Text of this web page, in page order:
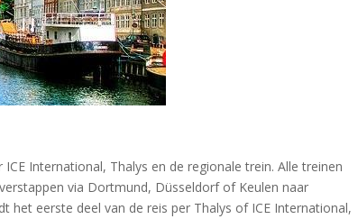
International, Thalys en de regionale trein. Alle treinen
via Dortmund, Düsseldorf of Keulen naar
het eerste deel van de reis per Thalys of ICE International,